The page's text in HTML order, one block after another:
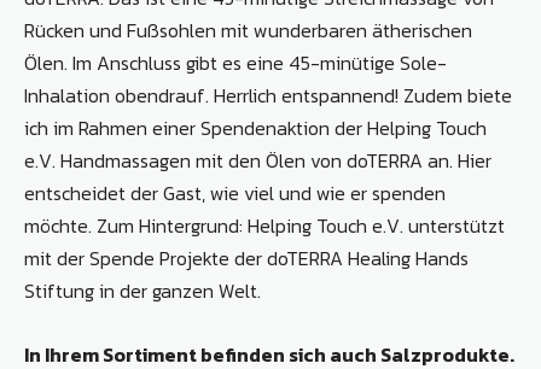
Rücken und Fußsohlen mit wunderbaren ätherischen
Ölen. Im Anschluss gibt es eine 45-minütige Sole-
Inhalation obendrauf. Herrlich entspannend! Zudem biete
ich im Rahmen einer Spendenaktion der Helping Touch
e.V. Handmassagen mit den Ölen von doTERRA an. Hier
entscheidet der Gast, wie viel und wie er spenden
möchte. Zum Hintergrund: Helping Touch e.V. unterstützt
mit der Spende Projekte der doTERRA Healing Hands
Stiftung in der ganzen Welt.
In Ihrem Sortiment befinden sich auch Salzprodukte.